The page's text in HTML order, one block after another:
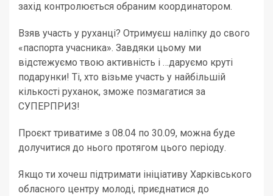
захід контролюється обраним координатором.
Взяв участь у руханці? Отримуєш наліпку до свого
«паспорта учасника». Завдяки цьому ми
відстежуємо твою активність і …даруємо круті
подарунки! Ті, хто візьме участь у найбільшій
кількості руханок, зможе позмагатися за
СУПЕРПРИЗ!
Проєкт триватиме з 08.04 по 30.09, можна буде
долучитися до нього протягом цього періоду.
Якщо ти хочеш підтримати ініціативу Харківського
обласного центру молоді, приєднатися до